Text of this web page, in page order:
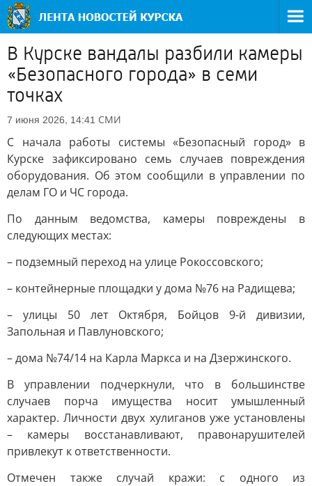
В Курске вандалы разбили камеры
«Безопасного города» в семи
точках
7 июня 2026, 14:41 СМИ
С начала работы системы «Безопасный город» в
Курске зафиксировано семь случаев повреждения
оборудования. Об этом сообщили в управлении по
делам ГО и ЧС города.
По данным ведомства, камеры повреждены в
следующих местах:
– подземный переход на улице Рокоссовского;
– контейнерные площадки у дома №76 на Радищева;
– улицы 50 лет Октября, Бойцов 9-й дивизии,
Запольная и Павлуновского;
– дома №74/14 на Карла Маркса и на Дзержинского.
В управлении подчеркнули, что в большинстве
случаев порча имущества носит умышленный
характер. Личности двух хулиганов уже установлены
– камеры восстанавливают, правонарушителей
привлекут к ответственности.
Отмечен также случай кражи: с одного из